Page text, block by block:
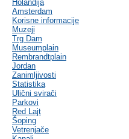
Holandija
Amsterdam
Korisne informacije
Muzeji
Trg Dam
Museumplain
Rembrandtplain
Jordan
Zanimljivosti
Statistika
Ulični svirači
Parkovi
Red Lajt
Šoping
Vetrenjače